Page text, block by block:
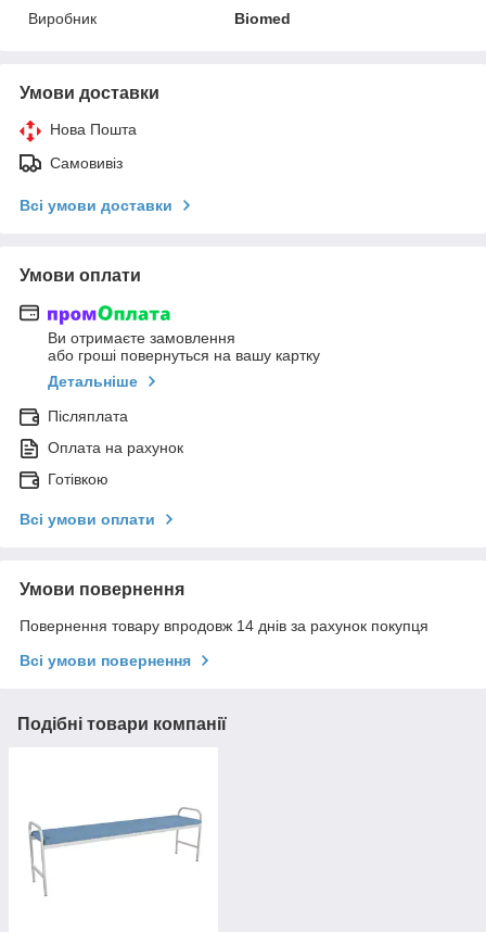
Виробник
Biomed
Умови доставки
Нова Пошта
Самовивіз
Всі умови доставки
Умови оплати
Ви отримаєте замовлення
або гроші повернуться на вашу картку
Детальніше
Післяплата
Оплата на рахунок
Готівкою
Всі умови оплати
Умови повернення
Повернення товару впродовж 14 днів за рахунок покупця
Всі умови повернення
Подібні товари компанії